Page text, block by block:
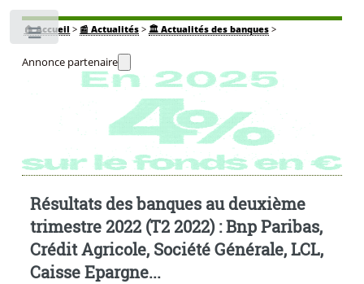
🏠Accueil > 📰 Actualités> 🏛️ Actualités des banques>
Annonce partenaire
Résultats des banques au deuxième
trimestre 2022 (T2 2022) : Bnp Paribas,
Crédit Agricole, Société Générale, LCL,
Caisse Epargne...
Toggle